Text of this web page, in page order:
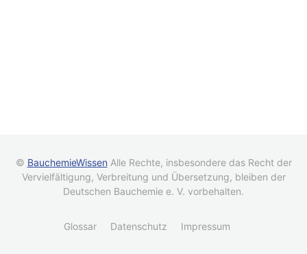
© BauchemieWissen Alle Rechte, insbesondere das Recht der
Vervielfältigung, Verbreitung und Übersetzung, bleiben der
Deutschen Bauchemie e. V. vorbehalten.
Glossar Datenschutz Impressum